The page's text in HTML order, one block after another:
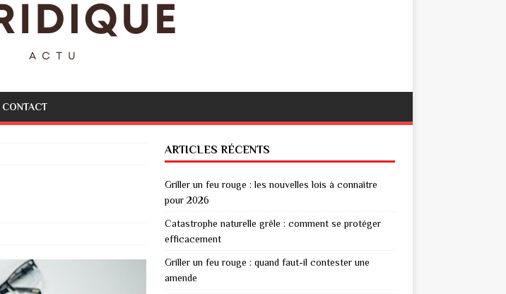
CONTACT
ARTICLES RÉCENTS
Griller un feu rouge : les nouvelles lois à connaître
pour 2026
Catastrophe naturelle grêle : comment se protéger
efficacement
Griller un feu rouge : quand faut-il contester une
amende